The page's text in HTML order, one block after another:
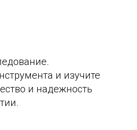
и изучите
и надежность